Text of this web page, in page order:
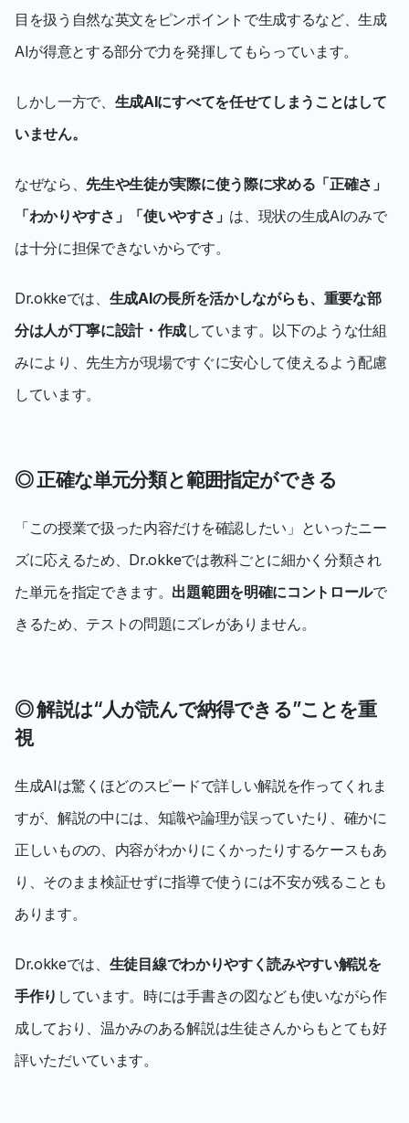
目を扱う自然な英文をピンポイントで生成するなど、生成
AIが得意とする部分で力を発揮してもらっています。
しかし一方で、 生成AIにすべてを任せてしまうことはして
いません。
なぜなら、 先生や生徒が実際に使う際に求める「正確さ」
「わかりやすさ」「使いやすさ」 は、現状の生成AIのみで
は十分に担保できないからです。
Dr.okkeでは、 生成AIの長所を活かしながらも、重要な部
分は人が丁寧に設計・作成しています。以下のような仕組
みにより、先生方が現場ですぐに安心して使えるよう配慮
しています。
◎ 正確な単元分類と範囲指定ができる
「この授業で扱った内容だけを確認したい」といったニー
ズに応えるため、Dr.okkeでは教科ごとに細かく分類され
た単元を指定できます。 出題範囲を明確にコントロールで
きるため、テストの問題にズレがありません。
◎ 解説は“人が読んで納得できる”ことを重
視
生成AIは驚くほどのスピードで詳しい解説を作ってくれま
すが、解説の中には、知識や論理が誤っていたり、確かに
正しいものの、内容がわかりにくかったりするケースもあ
り、そのまま検証せずに指導で使うには不安が残ることも
あります。
Dr.okkeでは、 生徒目線でわかりやすく読みやすい解説を
手作り しています。時には手書きの図なども使いながら作
成しており、温かみのある解説は生徒さんからもとても好
評いただいています。